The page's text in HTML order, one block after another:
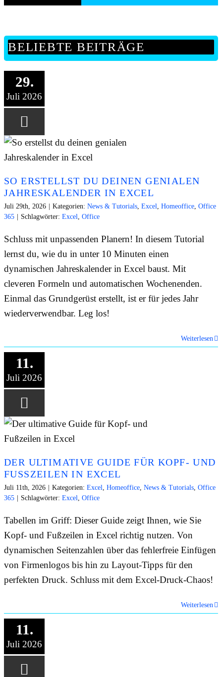
BELIEBTE BEITRÄGE
29.
Juli 2026
SO ERSTELLST DU DEINEN GENIALEN
JAHRESKALENDER IN EXCEL
Juli 29th, 2026 Kategorien: News & Tutorials, Excel, Homeoffice, Office
365
Schlagwörter: Excel, Office
Schluss mit unpassenden Planern! In diesem Tutorial
lernst du, wie du in unter 10 Minuten einen
dynamischen Jahreskalender in Excel baust. Mit
cleveren Formeln und automatischen Wochenenden.
Einmal das Grundgerüst erstellt, ist er für jedes Jahr
wiederverwendbar. Leg los!
Weiterlesen
11.
Juli 2026
DER ULTIMATIVE GUIDE FÜR KOPF- UND
FUSSZEILEN IN EXCEL
Juli 11th, 2026 Kategorien: Excel, Homeoffice, News & Tutorials, Office
365
Schlagwörter: Excel, Office
Tabellen im Griff: Dieser Guide zeigt Ihnen, wie Sie
Kopf- und Fußzeilen in Excel richtig nutzen. Von
dynamischen Seitenzahlen über das fehlerfreie Einfügen
von Firmenlogos bis hin zu Layout-Tipps für den
perfekten Druck. Schluss mit dem Excel-Druck-Chaos!
Weiterlesen
11.
Juli 2026